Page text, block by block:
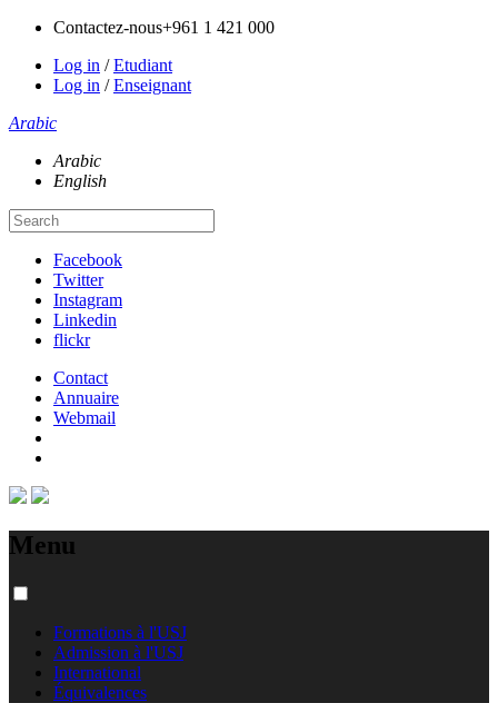
Contactez-nous+961 1 421 000
Log in /Etudiant
Log in /Enseignant
Arabic
Arabic
English
Facebook
Twitter
Instagram
Linkedin
flickr
Contact
Annuaire
Webmail
Menu
Formations à l'USJ
Admission à l'USJ
International
Équivalences